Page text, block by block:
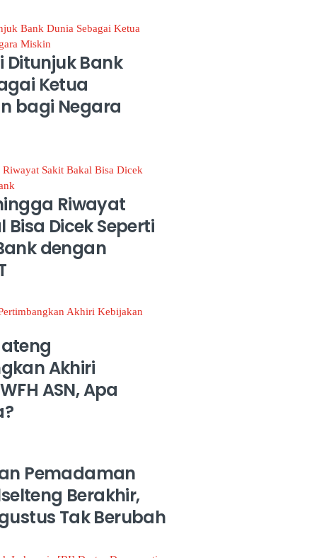
Ditunjuk Bank
Ketua
bagi Negara
Riwayat
Bisa Dicek Seperti
dengan
Akhiri
ASN, Apa
Pemadaman
Berakhir,
Tak Berubah